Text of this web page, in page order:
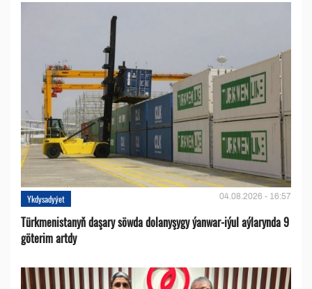
Ykdysadyýet 04.08.2026 - 16:57
Türkmenistanyň daşary söwda dolanyşygy ýanwar-iýul aýlarynda 9
göterim artdy